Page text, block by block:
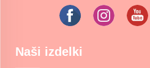
Naši izdelki